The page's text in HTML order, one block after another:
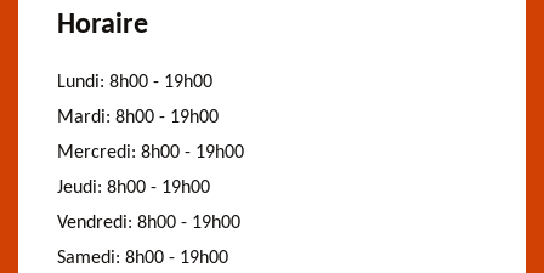
Horaire
Lundi: 8h00 - 19h00
Mardi: 8h00 - 19h00
Mercredi: 8h00 - 19h00
Jeudi: 8h00 - 19h00
Vendredi: 8h00 - 19h00
Samedi: 8h00 - 19h00